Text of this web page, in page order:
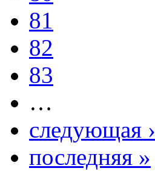
81
82
83
…
следующая ›
последняя »